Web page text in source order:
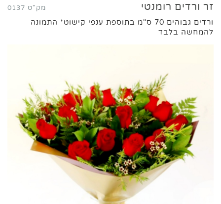
זר ורדים רומנטי מק"ט 0137
ורדים גבוהים 70 ס"מ בתוספת ענפי קישוט* התמונה
להמחשה בלבד